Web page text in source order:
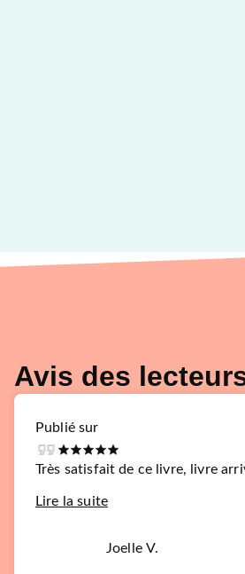
Avis des
Publié sur
Très satisfait de ce livre, livre
Lire la suite
Joelle V.